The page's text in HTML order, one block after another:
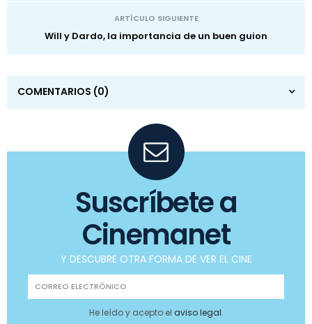
ARTÍCULO SIGUIENTE
Will y Dardo, la importancia de un buen guion
COMENTARIOS (0)
Suscríbete a
Cinemanet
Y DESCUBRE OTRA FORMA DE VER EL CINE
He leído y acepto el aviso legal.